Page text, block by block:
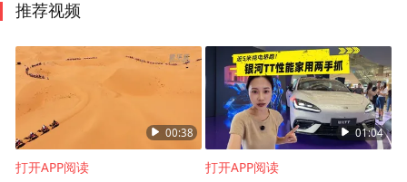
推荐视频
00:38
打开APP阅读
01:04
打开APP阅读